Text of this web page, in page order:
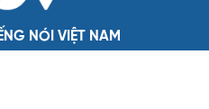
là tư lệnh chiến lược